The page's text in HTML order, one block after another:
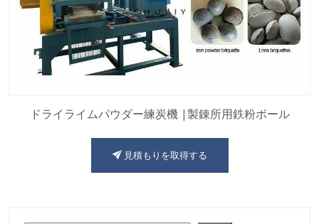
ドライライムパウダー練炭機 |製錬所用鉄粉ボール
見積もりを取得する